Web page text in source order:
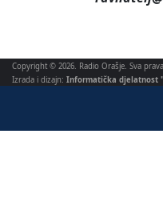
Copyright © 2026. Radio Orašje. Sva
Izrada i dizajn: Informatička djelatnost